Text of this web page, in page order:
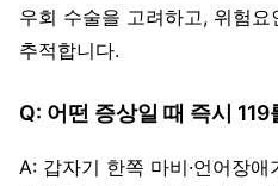
우회 수술을 고려하고, 위험
추적합니다.
Q: 어떤 증상일 때 즉시
A: 갑자기 한쪽 마비·언어장